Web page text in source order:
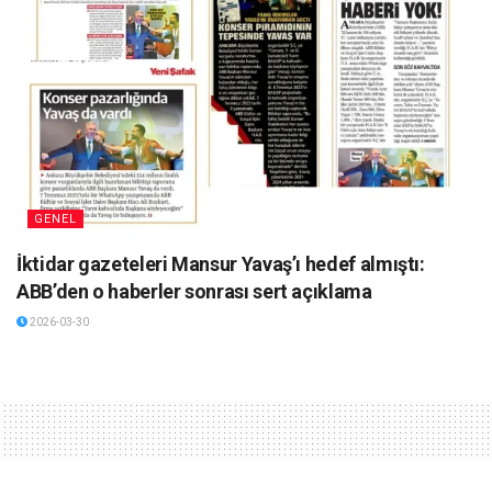
GENEL
İktidar gazeteleri Mansur Yavaş’ı hedef almıştı:
ABB’den o haberler sonrası sert açıklama
2026-03-30